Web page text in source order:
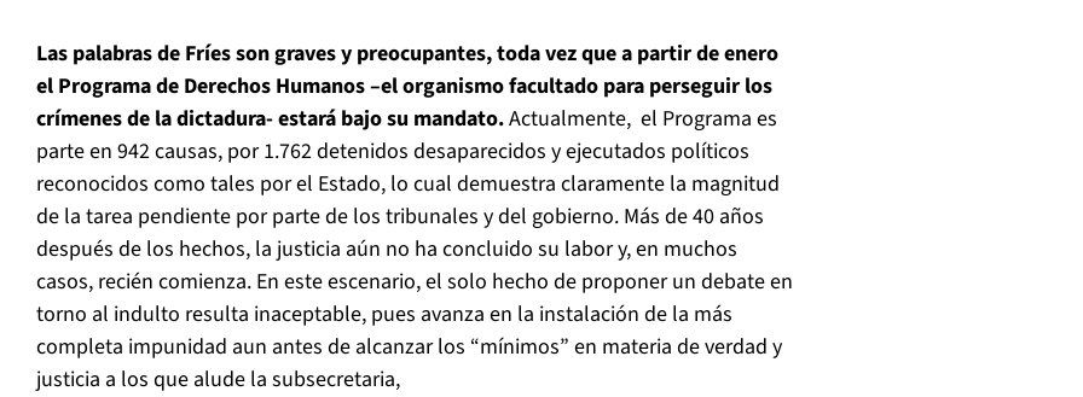
Las palabras de Fríes son graves y preocupantes, toda vez que a partir de enero
el Programa de Derechos Humanos –el organismo facultado para perseguir los
crímenes de la dictadura- estará bajo su mandato.Actualmente, el Programa es
parte en 942 causas, por 1.762 detenidos desaparecidos y ejecutados políticos
reconocidos como tales por el Estado, lo cual demuestra claramente la magnitud
de la tarea pendiente por parte de los tribunales y del gobierno. Más de 40 años
después de los hechos, la justicia aún no ha concluido su labor y, en muchos
casos, recién comienza. En este escenario, el solo hecho de proponer un debate en
torno al indulto resulta inaceptable, pues avanza en la instalación de la más
completa impunidad aun antes de alcanzar los “mínimos” en materia de verdad y
justicia a los que alude la subsecretaria,